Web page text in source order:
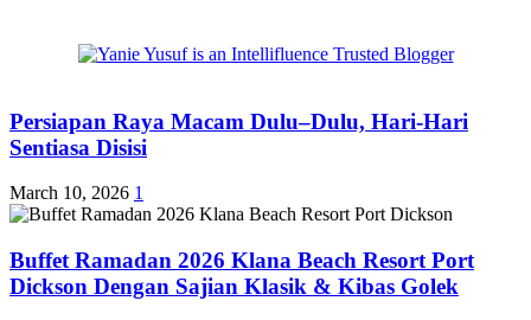
Persiapan Raya Macam Dulu–Dulu, Hari-Hari
Sentiasa Disisi
March 10, 2026 1
Buffet Ramadan 2026 Klana Beach Resort Port
Dickson Dengan Sajian Klasik & Kibas Golek